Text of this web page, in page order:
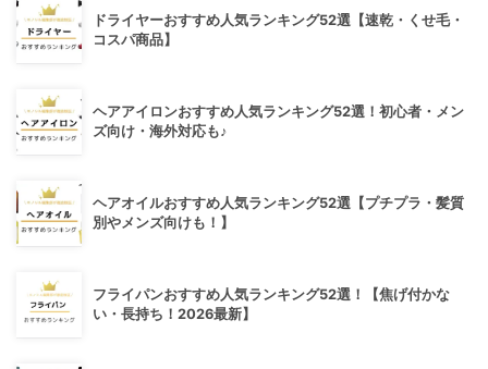
ドライヤーおすすめ人気ランキング52選【速乾・くせ毛・
コスパ商品】
ヘアアイロンおすすめ人気ランキング52選！初心者・メン
ズ向け・海外対応も♪
ヘアオイルおすすめ人気ランキング52選【プチプラ・髪質
別やメンズ向けも！】
フライパンおすすめ人気ランキング52選！【焦げ付かな
い・長持ち！2026最新】